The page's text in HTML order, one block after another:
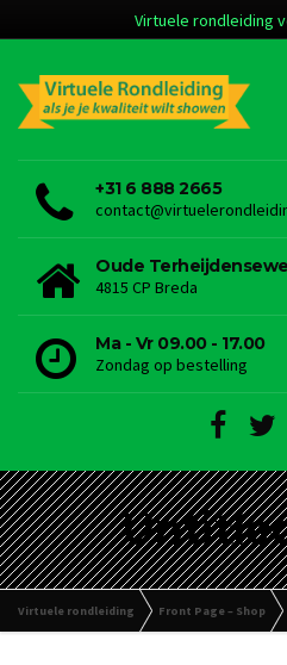
Virtuele rondleiding
+31 6 888 2665
Oude
4815 CP Breda
Ma - Vr 09.00 - 17.00
Zondag op bestelling
Virtuele rondleiding Front Page – Shop